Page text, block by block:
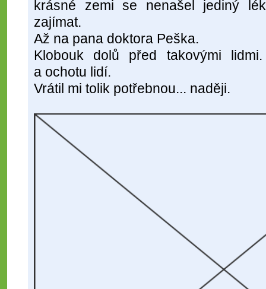
krásné zemi se nenašel jediný
zajímat.
Až na pana doktora Peška.
Klobouk dolů před takovými
a ochotu lidí.
Vrátil mi tolik potřebnou... naději.